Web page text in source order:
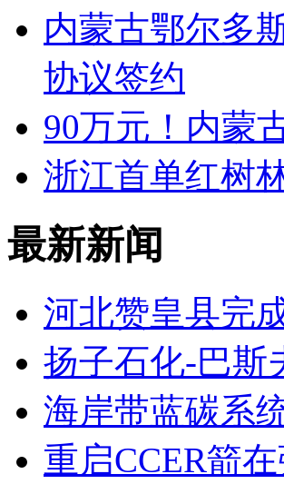
内蒙古鄂尔多
协议签约
90万元！内蒙
浙江首单红树
最新新闻
河北赞皇县完
扬子石化-巴斯
海岸带蓝碳系
重启CCER箭